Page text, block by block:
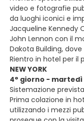
video e fotografie
da luoghi iconici e
Jacqueline Kennedy
John Lennon con il
Dakota Building,
Rientro in hotel per il
NEW YORK
4° giorno - martedì
Sistemazione
Prima colazione in
utilizzando i mezzi